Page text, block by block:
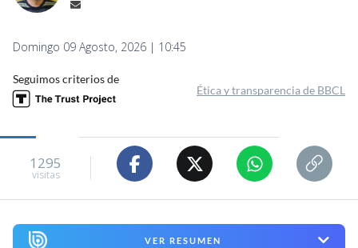
Domingo 09 Agosto, 2026 | 10:45
Seguimos criterios de
Ética y transparencia de BBCL
1295
visitas
VER RESUMEN